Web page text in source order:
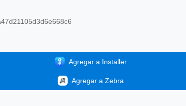
Agregar a Installer
Agregar a Zebra